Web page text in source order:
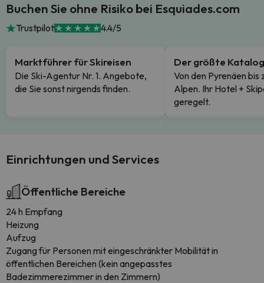
Buchen Sie ohne Risiko bei Esquiades.com
Trustpilot 4.4/5
Marktführer für Skireisen
Die Ski-Agentur Nr. 1. Angebote,
die Sie sonst nirgends finden.
Der größte Katalog
Von den Pyrenäen bis
Alpen. Ihr Hotel +
geregelt.
Einrichtungen und Services
Öffentliche Bereiche
24 h Empfang
Heizung
Aufzug
Zugang für Personen mit eingeschränkter Mobilität in
öffentlichen Bereichen (kein angepasstes
Badezimmerezimmer in den Zimmern)